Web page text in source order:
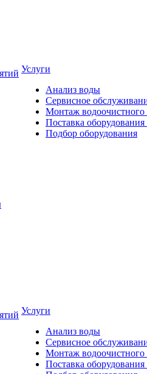
Услуги
Анализ воды
Сервисное
Монтаж водоочистного
Поставка
Подбор оборудования
Услуги
Анализ воды
Сервисное
Монтаж водоочистного
Поставка